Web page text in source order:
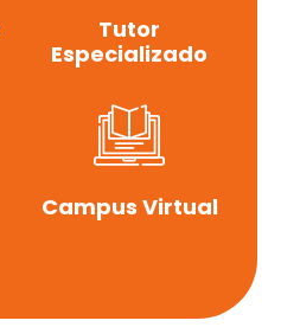
Tutor
Especializado
Campus Virtual